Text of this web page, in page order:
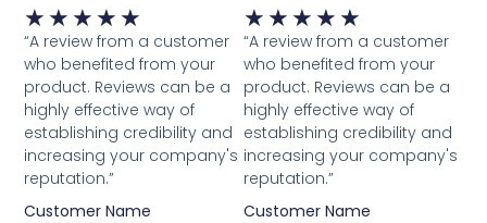
★ ★ ★ ★ ★ Waardering
5
van
5
“A review from a customer
who benefited from your
product. Reviews can be a
highly effective way of
establishing credibility and
increasing your company's
reputation.”
Customer Name
★ ★ ★ ★ ★
5
van
5
“A review from a customer
who benefited from your
product. Reviews can be a
highly effective way of
establishing credibility and
increasing your company's
reputation.”
Customer Name